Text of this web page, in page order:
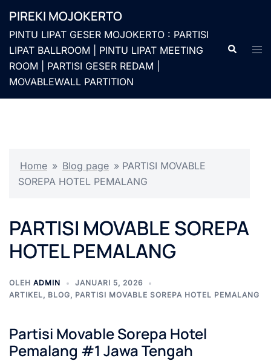
kePIREKI MOJOKERTO
PINTU LIPAT GESER MOJOKERTO : PARTISI
LIPAT BALLROOM | PINTU LIPAT MEETING
ROOM | PARTISI GESER REDAM |
MOVABLEWALL PARTITION
Cari
Home » Blog page » PARTISI MOVABLE
SOREPA HOTEL PEMALANG
PARTISI MOVABLE SOREPA
HOTEL PEMALANG
OLEH ADMIN
JANUARI 5, 2026
ARTIKEL, BLOG, PARTISI MOVABLE SOREPA HOTEL PEMALANG
Partisi Movable Sorepa Hotel
Pemalang #1 Jawa Tengah